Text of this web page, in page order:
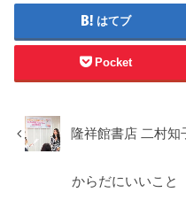
はてブ
Pocket
隆祥館書店 二村知
からだにいいこと